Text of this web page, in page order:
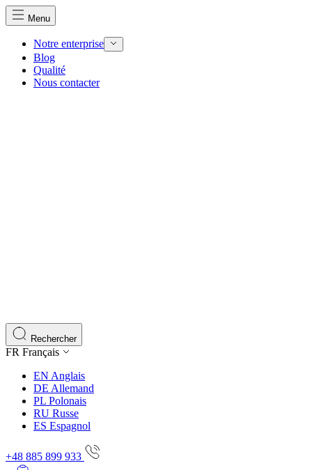
Menu
Notre enterprise
Blog
Qualité
Nous contacter
Rechercher
FR Français
EN Anglais
DE Allemand
PL Polonais
RU Russe
ES Espagnol
+48 885 899 933
Nous partageons également des informations sur votre
rapportant des informations de manière anonyme.
Les cookies marketing sont utilisés pour suivre les
engageantes pour l'utilisateur individuel et, par
Non classés
Les cookies non classés sont des cookies qui sont en